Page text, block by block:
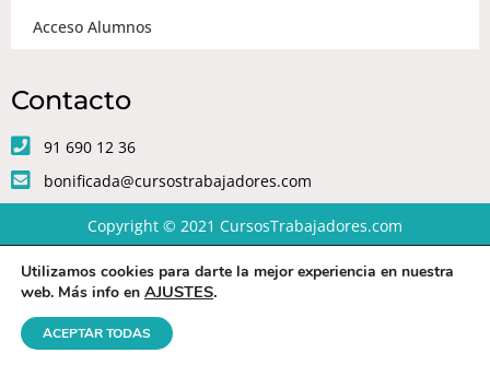
Acceso Alumnos
Contacto
91 690 12 36
bonificada@cursostrabajadores.com
Copyright © 2021 CursosTrabajadores.com
Aviso Legal| Política de Privacidad Condiciones de compra
Diseño web
Utilizamos cookies para darte la mejor experiencia en nuestra
web. Más info en AJUSTES.
ACEPTAR TODAS